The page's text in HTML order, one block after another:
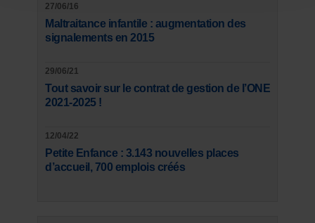
27/06/16
Maltraitance infantile : augmentation des
signalements en 2015
29/06/21
Tout savoir sur le contrat de gestion de l’ONE
2021-2025 !
12/04/22
Petite Enfance : 3.143 nouvelles places
d’accueil, 700 emplois créés